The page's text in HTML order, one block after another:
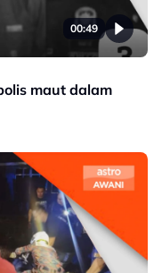
00:49
maut dalam